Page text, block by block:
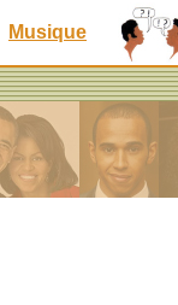
Musique